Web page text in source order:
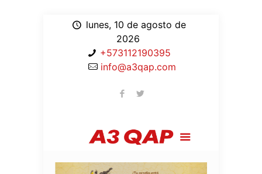
lunes, 10 de agosto de
2026
+573112190395
info@a3qap.com